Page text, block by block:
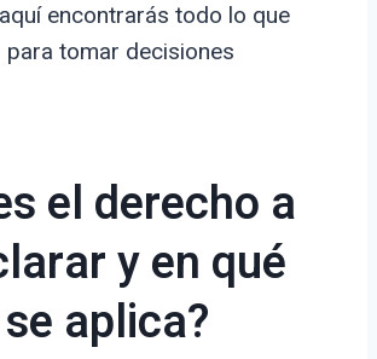
encontrarás todo lo que
para tomar decisiones
el derecho a
y en qué
aplica?